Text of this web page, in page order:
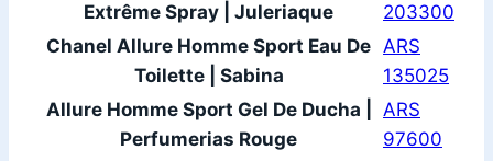
Extrême Spray | Juleriaque
203300
Chanel Allure Homme Sport Eau De
Toilette | Sabina
ARS
135025
Allure Homme Sport Gel De Ducha |
Perfumerias Rouge
ARS
97600